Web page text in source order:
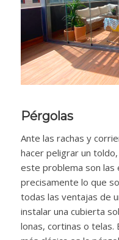
Pérgolas
Ante las rachas y
hacer peligrar un
este problema son las
precisamente lo que
todas las ventajas de
instalar una cubierta
lonas, cortinas o telas.